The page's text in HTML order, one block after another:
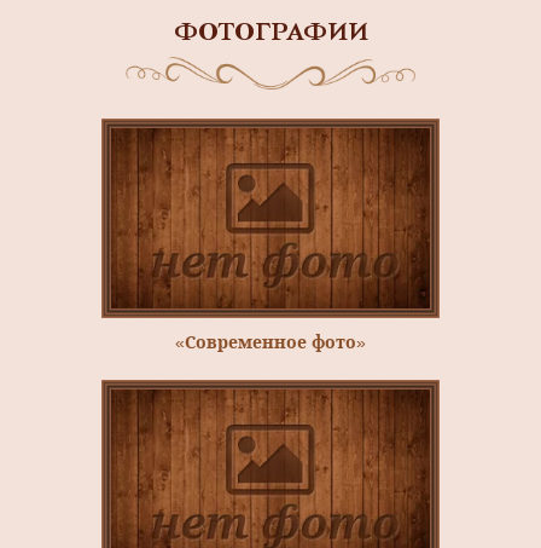
ФОТОГРАФИИ
«Современное фото»